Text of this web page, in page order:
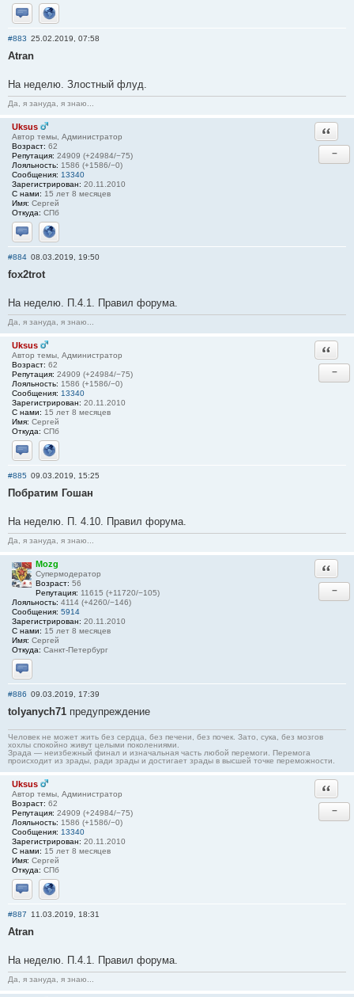
Отправить личное сообщение
Сайт
#883 25.02.2019, 07:58
Atran
На неделю. Злостный флуд.
Да, я зануда, я знаю...
Uksus
Автор темы, Администратор
Возраст: 62
Репутация: 24909 (+24984/−75)
Лояльность: 1586 (+1586/−0)
Сообщения: 13340
Зарегистрирован: 20.11.2010
С нами: 15 лет 8 месяцев
Имя: Сергей
Откуда: СПб
Отправить личное сообщение
Сайт
−
#884 08.03.2019, 19:50
fox2trot
На неделю. П.4.1. Правил форума.
Да, я зануда, я знаю...
Uksus
Автор темы, Администратор
Возраст: 62
Репутация: 24909 (+24984/−75)
Лояльность: 1586 (+1586/−0)
Сообщения: 13340
Зарегистрирован: 20.11.2010
С нами: 15 лет 8 месяцев
Имя: Сергей
Откуда: СПб
Отправить личное сообщение
Сайт
−
#885 09.03.2019, 15:25
Побратим Гошан
На неделю. П. 4.10. Правил форума.
Да, я зануда, я знаю...
Mozg
Супермодератор
Возраст: 56
Репутация: 11615 (+11720/−105)
Лояльность: 4114 (+4260/−146)
Сообщения: 5914
Зарегистрирован: 20.11.2010
С нами: 15 лет 8 месяцев
Имя: Сергей
Откуда: Санкт-Петербург
Отправить личное сообщение
−
#886 09.03.2019, 17:39
tolyanych71 предупреждение
Человек не может жить без сердца, без печени, без почек. Зато, сука, без мозгов
хохлы спокойно живут целыми поколениями.
Зрада — неизбежный финал и изначальная часть любой перемоги. Перемога
происходит из зрады, ради зрады и достигает зрады в высшей точке переможности.
Uksus
Автор темы, Администратор
Возраст: 62
Репутация: 24909 (+24984/−75)
Лояльность: 1586 (+1586/−0)
Сообщения: 13340
Зарегистрирован: 20.11.2010
С нами: 15 лет 8 месяцев
Имя: Сергей
Откуда: СПб
Отправить личное сообщение
Сайт
−
#887 11.03.2019, 18:31
Atran
На неделю. П.4.1. Правил форума.
Да, я зануда, я знаю...